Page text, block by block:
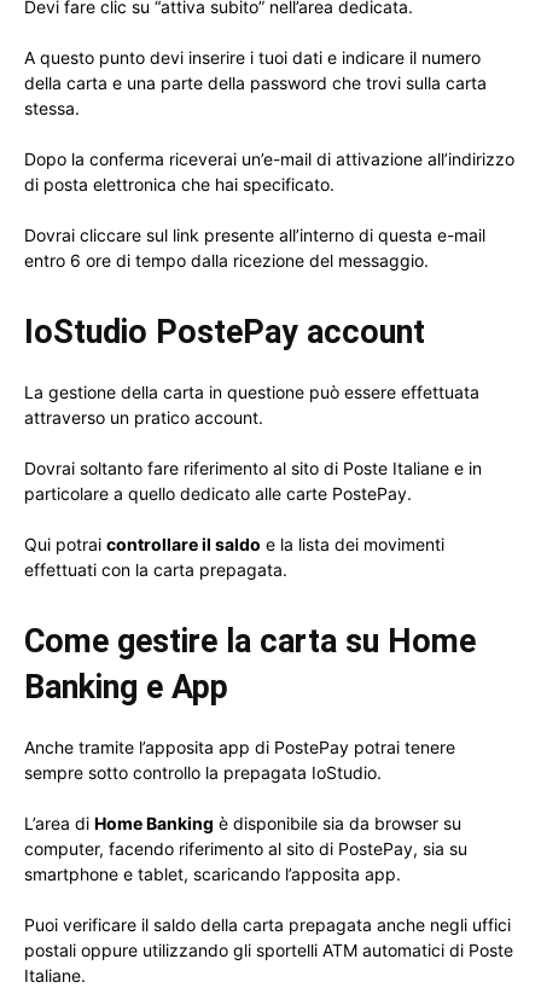
Devi fare clic su “attiva subito” nell’area dedicata.
A questo punto devi inserire i tuoi dati e indicare il numero
della carta e una parte della password che trovi sulla carta
stessa.
Dopo la conferma riceverai un’e-mail di attivazione all’indirizzo
di posta elettronica che hai specificato.
Dovrai cliccare sul link presente all’interno di questa e-mail
entro 6 ore di tempo dalla ricezione del messaggio.
IoStudio PostePay account
La gestione della carta in questione può essere effettuata
attraverso un pratico account.
Dovrai soltanto fare riferimento al sito di Poste Italiane e in
particolare a quello dedicato alle carte PostePay.
Qui potrai controllare il saldo e la lista dei movimenti
effettuati con la carta prepagata.
Come gestire la carta su Home
Banking e App
Anche tramite l’apposita app di PostePay potrai tenere
sempre sotto controllo la prepagata IoStudio.
L’area di Home Banking è disponibile sia da browser su
computer, facendo riferimento al sito di PostePay, sia su
smartphone e tablet, scaricando l’apposita app.
Puoi verificare il saldo della carta prepagata anche negli uffici
postali oppure utilizzando gli sportelli ATM automatici di Poste
Italiane.